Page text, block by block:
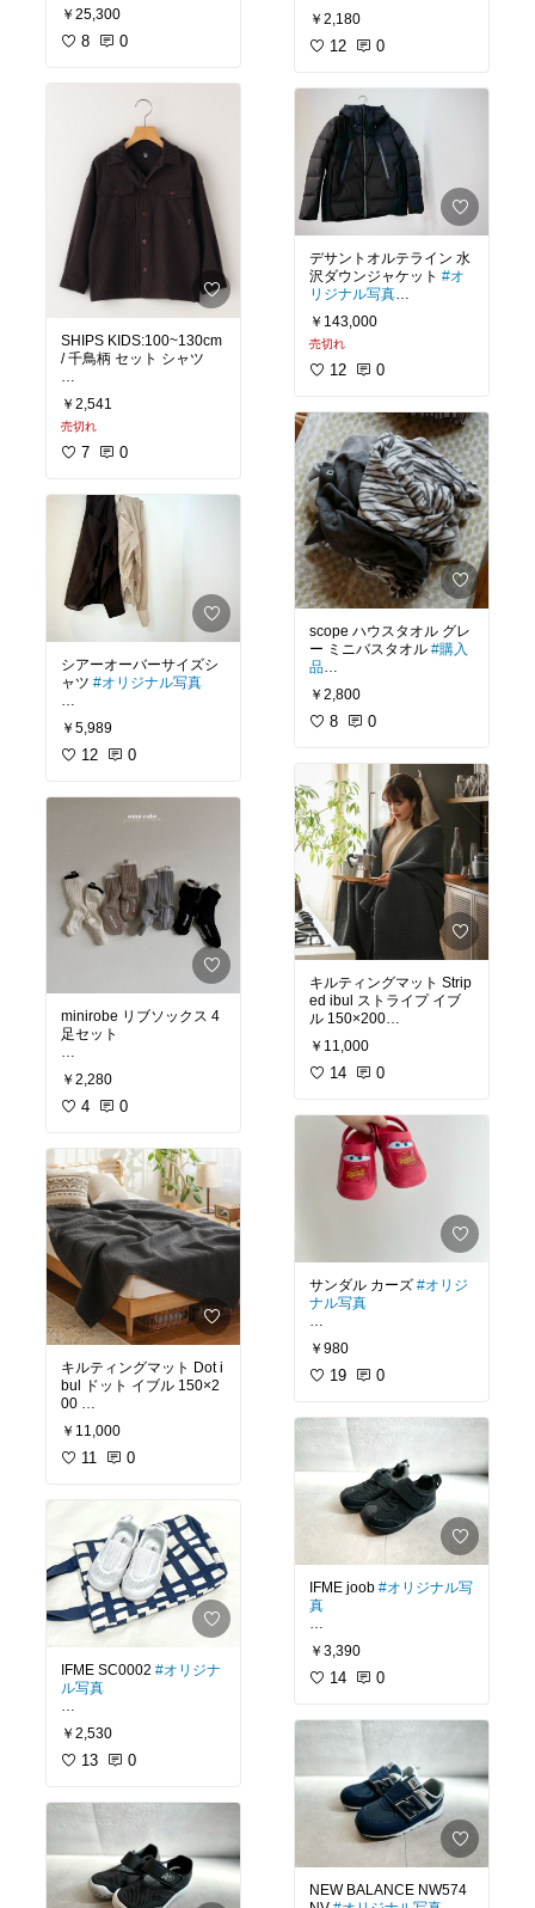
ェイプレイセット
#Disney #ディズニー
#マックィーン
#お
もちゃ
#レースカー
￥25,300
8 0
SHIPS KIDS:100~130cm
/ 千鳥柄 セット シャツ
👦🏻に着せたい🤎
￥2,541
売切れ
7 0
シアーオーバーサイズシ
ャツ #オリジナル写真
ベージュ、ブラウン購
入。
使いやすいベージュでよ
#ベージュ#ブラウン
#レ
ディース #シアーシャツ
#オーバーサイズシャツ #
シアー
#セレ
#selectmoca
#
#淡色コ
#2024秋
￥5,989
12 0
minirobe リブソックス 4
足セット
息子の靴下探し👦🏻
汚れるから目立たない色
#ベビー #キッズ #靴下
ハイソックス
#韓国 #ベ
ビー服 #韓国子供服 #男
の子 #女の子 #ベビー #赤
ちゃん #子供 #くつ下 #ナ
チュラル
#韓国 #子供服
韓国こども服
￥2,280
4 0
キルティングマット Dot i
bul ドット イブル 150×2
00
ソファ用にスミクロ探し
#ドット #オーガニックコ
ットン #天然素材 #キル
ティング #イブル #寝具 #
布団 #ブランケット
#タ
オルケット
#プレイマッ
#グレー #アイボリー #墨
クロ #湿気対策
ルーム
インテリア
￥11,000
11 0
IFME SC0002 #オリジナ
ル写真
最近買った靴たち👟
￥2,530
13 0
#プールバッグ
チバッグ #スイミング
育園 #幼稚園 #小学校 #入
#入学準備
供 #買ってよかった
#セーター
セックス
の子 #女の子
#ジュニア
ギフト #クリスマス
産祝い
#入園 #入学
園 #小学生 #ゆったり
ンプル
￥2,180
12 0
デサントオルテライン 水
沢ダウンジャケット #オ
リジナル写真
パパのダウンジャケット
はこれにしました👨🏻
#デサント #デサントオル
テライン #限定 #メンズ #
DAMYGK32U#ミズサワ
#みずさわ #フードジャケ
ット #アウター #防寒 #防
水 #撥水 #日本製 #キャン
プ #アウトドア #正規品 #
ダウンジャケット #2024
￥143,000
売切れ
12 0
scope ハウスタオル グレ
ー ミニバスタオル #購入
品
タオルはscopeさんのも
#scope #スコープ #タオ
ル #ハウスタオル #買っ
てよかった #あったら便
利 #バスタオル #ミニ
#ミ
ニバスタオル
#新
生活 #新築 #プレゼント #
ギフト #必需品
￥2,800
8 0
キルティングマット Strip
ed ibul ストライプ イブ
ル 150×200
ソファ用にスミクロ探し
いいな🐕‍🦺
#ドット #オーガニックコ
ットン #天然素材
#寝具 #
#タ
#プレイマッ
#グレー #アイボリー #墨
クロ #湿気対策
ルーム
インテリア
￥11,000
14 0
サンダル カーズ #オリジ
ナル写真
最近買った靴たち👟
スリッパとして使ってま
#子供 #DISNEY
#サンダル
#男の
子
#キッズシューズ #ス
リッポン #キッズスニー
カー #カーブ #マックイ
#車 #子供靴
￥980
19 0
IFME joob #オリジナル写
真
最近買った靴たち👟
公園用に買いましたが、
#イフミー
スニーカー部 #フラット
シューズ #足元倶楽部 #
キッズ #シューズ #運動
#子供靴 #男の子 #女の
#キッズコーデ
#プチ
￥3,390
14 0
NEW BALANCE NW574